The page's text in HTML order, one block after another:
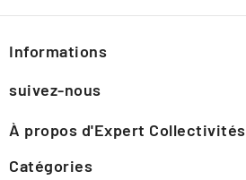
Informations
suivez-nous
À propos d'Expert Collectivités
Catégories